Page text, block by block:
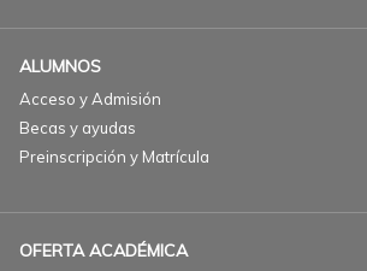
ALUMNOS
Acceso y Admisión
Becas y ayudas
Preinscripción y Matrícula
OFERTA ACADÉMICA